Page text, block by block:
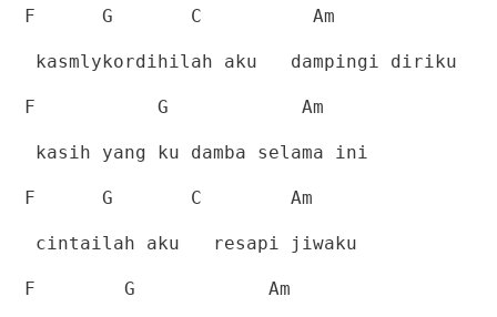
F G C Am
kasmlykordihilah aku dampingi diriku
F G Am
kasih yang ku damba selama ini
F G C Am
cintailah aku resapi jiwaku
F G Am